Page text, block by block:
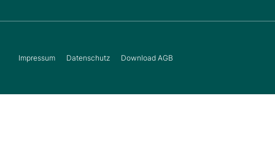
Impressum Datenschutz Download AGB